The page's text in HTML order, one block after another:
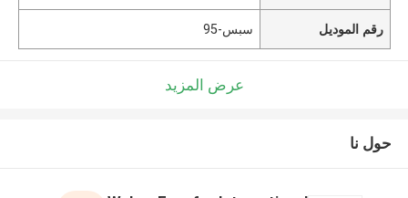
رقم الموديل سبس-95
عرض المزيد
حول نا